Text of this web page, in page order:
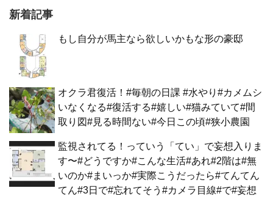
新着記事
もし自分が馬主なら欲しいかもな形の豪邸
オクラ君復活！#毎朝の日課 #水やり#カメムシ
いなくなる#復活する#嬉しい#猫みていて#間
取り図#見る時間ない#今日この頃#狭小農園
監視されてる！っていう「てい」で妄想入りま
す〜#どうですか#こんな生活#あれ#2階は#無
いのか#まいっか#実際こうだったら#てんてん
てん#3日で#忘れてそう#カメラ目線#で#妄想